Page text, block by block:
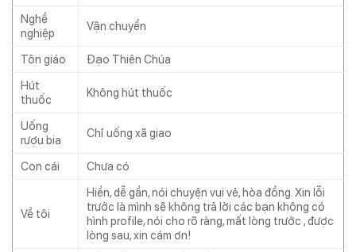
Nghề
nghiệp
Vận chuyển
Tôn giáo
Đạo Thiên Chúa
Hút
thuốc
Không hút thuốc
Uống
rượu bia
Chỉ uống xã giao
Con cái Chưa có
Về tôi
Hiền, dễ gần, nói chuyện vui vẻ, hòa đồng. Xin lỗi
trước là mình sẽ không trả lời các bạn không có
hình profile, nói cho rõ ràng, mất lòng trước , được
lòng sau, xin cám ơn!